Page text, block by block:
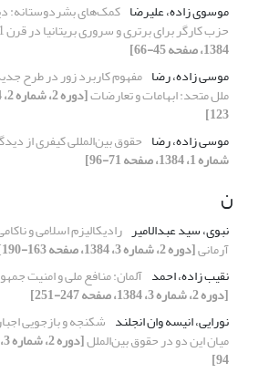
موسوی زاده، علیرضا کمک‌های بشر‌دوستانه:
حزب کارگر برای برتری و سروری بریتانیا در قرن 21
1384، صفحه 45-66]
موسی زاده، رضا مفهوم کاربرد زور در طرح
ملل متحد: ابهامات و تعارضات
123]
موسی زاده، رضا حقوق بین‌المللی کیفری از
شماره 1، 1384، صفحه 71-96]
ن
نبوی، سید عبدالامیر رادیکالیزم اسلامی و
آرمانی[دوره 2، شماره 3، 1384، صفحه 163-190]
نقیب زاده، احمد آلمان: منافع ملی و امنیت
[دوره 2، شماره 3، 1384، صفحه 247-251]
نورایی، انیسه وان انجلند شکنجه و بازجویی
میان این دو در حقوق بین‌الملل
94]